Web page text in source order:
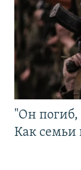
"Он погиб,
Как